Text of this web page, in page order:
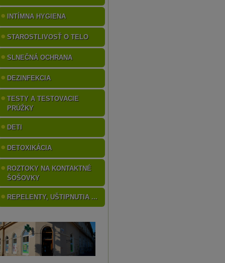
INTÍMNA HYGIENA
STAROSTLIVOSŤ O TELO
SLNEČNÁ OCHRANA
DEZINFEKCIA
TESTY A TESTOVACIE
PRÚŽKY
DETI
DETOXIKÁCIA
ROZTOKY NA KONTAKTNÉ
ŠOŠOVKY
REPELENTY, UŠTIPNUTIA ...